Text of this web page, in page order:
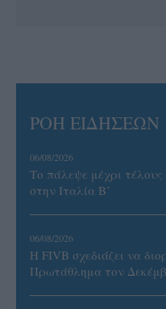
ΡΟΗ ΕΙΔΗΣΕΩΝ
06/08/2026
Το πάλεψε μέχρι
στην Ιταλία Β’
06/08/2026
Η FIVB σχεδιάζει να
Πρωτάθλημα τον